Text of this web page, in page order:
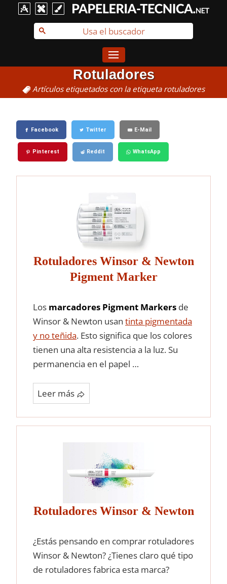
Rotuladores
Artículos etiquetados con la etiqueta rotuladores
Facebook Twitter E-Mail
Pinterest Reddit WhatsApp
Rotuladores Winsor & Newton
Pigment Marker
Los marcadores Pigment Markers de
Winsor & Newton usan tinta pigmentada
y no teñida. Esto significa que los colores
tienen una alta resistencia a la luz. Su
permanencia en el papel …
Leer más
Rotuladores Winsor & Newton
¿Estás pensando en comprar rotuladores
Winsor & Newton? ¿Tienes claro qué tipo
de rotuladores fabrica esta marca?